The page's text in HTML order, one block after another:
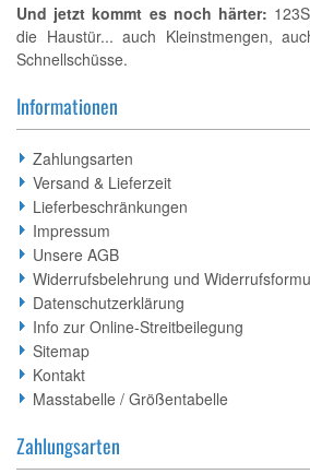
Und jetzt kommt es noch härter:
die Haustür... auch Kleinstmengen,
Schnellschüsse.
Informationen
Zahlungsarten
Versand & Lieferzeit
Lieferbeschränkungen
Impressum
Unsere AGB
Widerrufsbelehrung und
Datenschutzerklärung
Info zur Online-Streitbeilegung
Sitemap
Kontakt
Masstabelle / Größentabelle
Zahlungsarten